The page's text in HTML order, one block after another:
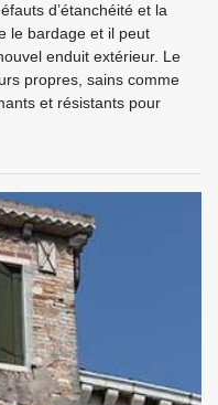
d’étanchéité et la
le bardage et il peut
enduit extérieur. Le
propres, sains comme
et résistants pour